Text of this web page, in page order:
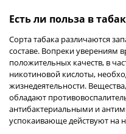
Есть ли польза в
Сорта табака различаются
составе. Вопреки уверениям
положительных качеств, в
никотиновой кислоты,
жизнедеятельности.
обладают
антибактериальными и
успокаивающе действуют на